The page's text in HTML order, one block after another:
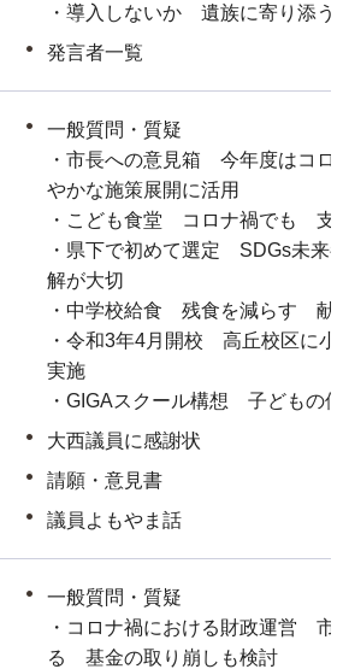
・導入しないか 遺族に寄り添
発言者一覧
一般質問・質疑
・市長への意見箱 今年度はコ
やかな施策展開に活用
・こども食堂 コロナ禍でも 支
・県下で初めて選定 SDGs未
解が大切
・中学校給食 残食を減らす 献
・令和3年4月開校 高丘校区に
実施
・GIGAスクール構想 子どもの
大西議員に感謝状
請願・意見書
議員よもやま話
一般質問・質疑
・コロナ禍における財政運営 市
る 基金の取り崩しも検討